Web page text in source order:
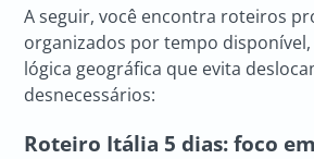
A seguir, você encontra roteiros
organizados por tempo
lógica geográfica que evita
desnecessários:
Roteiro Itália 5 dias: foco